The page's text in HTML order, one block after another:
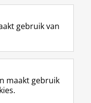
M
a
t
o
I
n
t
gebruik van
maakt gebruik